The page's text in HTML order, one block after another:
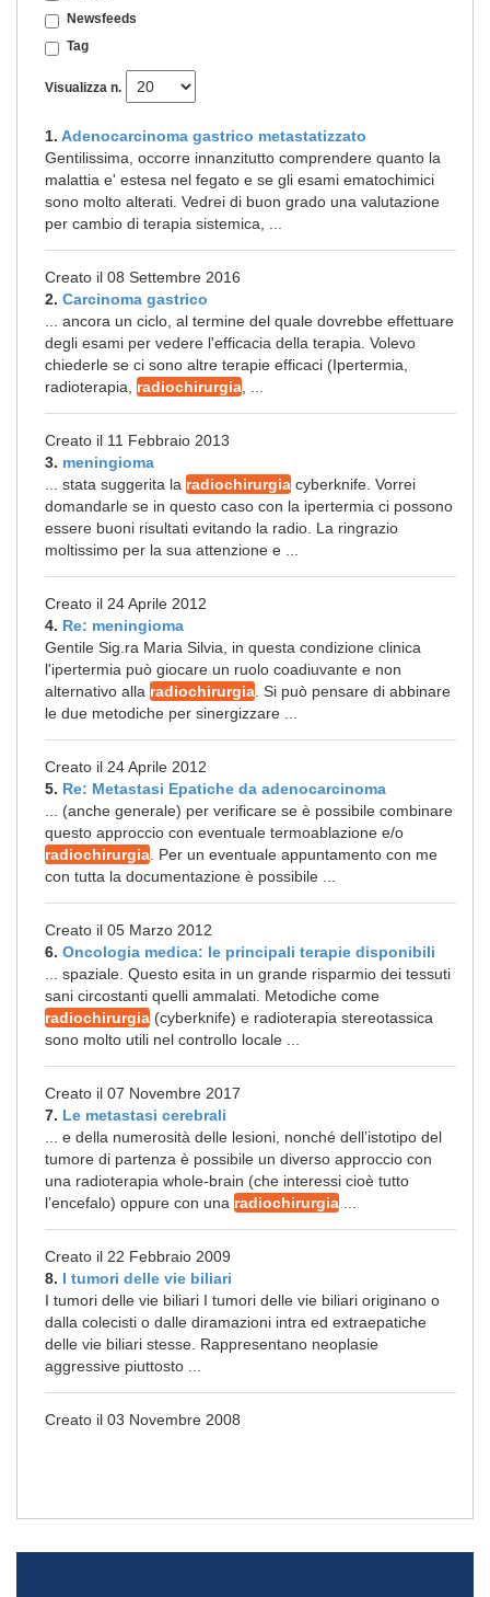
Newsfeeds
Tag
Visualizza n.
1. Adenocarcinoma gastrico metastatizzato
Gentilissima, occorre innanzitutto comprendere quanto la
malattia e' estesa nel fegato e se gli esami ematochimici
sono molto alterati. Vedrei di buon grado una valutazione
per cambio di terapia sistemica, ...
Creato il 08 Settembre 2016
2. Carcinoma gastrico
... ancora un ciclo, al termine del quale dovrebbe effettuare
degli esami per vedere l'efficacia della terapia. Volevo
chiederle se ci sono altre terapie efficaci (Ipertermia,
radioterapia, radiochirurgia
Creato il 11 Febbraio 2013
3. meningioma
... stata suggerita la radiochirurgia cyberknife. Vorrei
domandarle se in questo caso con la ipertermia ci possono
essere buoni risultati evitando la radio. La ringrazio
moltissimo per la sua attenzione e ...
Creato il 24 Aprile 2012
4. Re: meningioma
Gentile Sig.ra Maria Silvia, in questa condizione clinica
l'ipertermia può giocare un ruolo coadiuvante e non
alternativo alla radiochirurgia . Si può pensare di abbinare
le due metodiche per sinergizzare ...
Creato il 24 Aprile 2012
5. Re: Metastasi Epatiche da adenocarcinoma
... (anche generale) per verificare se è possibile combinare
questo approccio con eventuale termoablazione e/o
radiochirurgia . Per un eventuale appuntamento con me
con tutta la documentazione è possibile ...
Creato il 05 Marzo 2012
6. Oncologia medica: le principali terapie disponibili
... spaziale. Questo esita in un grande risparmio dei tessuti
sani circostanti quelli ammalati. Metodiche come
radiochirurgia (cyberknife) e radioterapia stereotassica
sono molto utili nel controllo locale ...
Creato il 07 Novembre 2017
7. Le metastasi cerebrali
... e della numerosità delle lesioni, nonché dell’istotipo del
tumore di partenza è possibile un diverso approccio con
una radioterapia whole-brain (che interessi cioè tutto
l’encefalo) oppure con una radiochirurgia
Creato il 22 Febbraio 2009
8. I tumori delle vie biliari
I tumori delle vie biliari I tumori delle vie biliari originano o
dalla colecisti o dalle diramazioni intra ed extraepatiche
delle vie biliari stesse. Rappresentano neoplasie
aggressive piuttosto ...
Creato il 03 Novembre 2008